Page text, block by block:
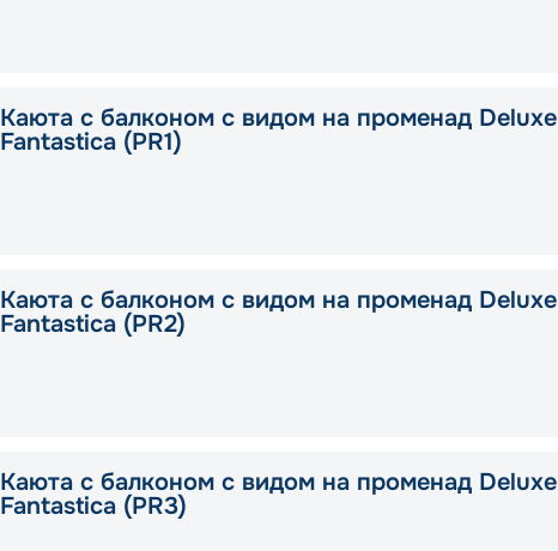
Каюта с балконом с видом на променад Deluxe
Fantastica (PR1)
Каюта с балконом с видом на променад Deluxe
Fantastica (PR2)
Каюта с балконом с видом на променад Deluxe
Fantastica (PR3)